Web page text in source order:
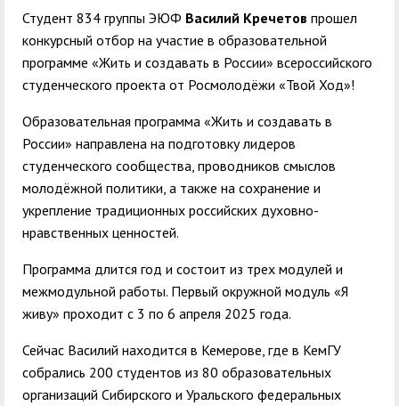
Студент 834 группы ЭЮФ Василий Кречетов прошел
конкурсный отбор на участие в образовательной
программе «Жить и создавать в России» всероссийского
студенческого проекта от Росмолодёжи «Твой Ход»!
Образовательная программа «Жить и создавать в
России» направлена на подготовку лидеров
студенческого сообщества, проводников смыслов
молодёжной политики, а также на сохранение и
укрепление традиционных российских духовно-
нравственных ценностей.
Программа длится год и состоит из трех модулей и
межмодульной работы. Первый окружной модуль «Я
живу» проходит с 3 по 6 апреля 2025 года.
Сейчас Василий находится в Кемерове, где в КемГУ
собрались 200 студентов из 80 образовательных
организаций Сибирского и Уральского федеральных